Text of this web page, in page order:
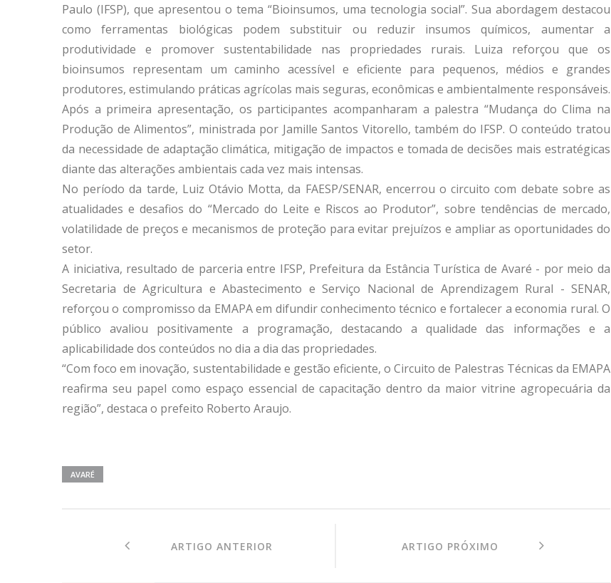
Paulo (IFSP), que apresentou o tema “Bioinsumos, uma tecnologia social”. Sua abordagem destacou
como ferramentas biológicas podem substituir ou reduzir insumos químicos, aumentar a
produtividade e promover sustentabilidade nas propriedades rurais. Luiza reforçou que os
bioinsumos representam um caminho acessível e eficiente para pequenos, médios e grandes
produtores, estimulando práticas agrícolas mais seguras, econômicas e ambientalmente responsáveis.
Após a primeira apresentação, os participantes acompanharam a palestra “Mudança do Clima na
Produção de Alimentos”, ministrada por Jamille Santos Vitorello, também do IFSP. O conteúdo tratou
da necessidade de adaptação climática, mitigação de impactos e tomada de decisões mais estratégicas
diante das alterações ambientais cada vez mais intensas.
No período da tarde, Luiz Otávio Motta, da FAESP/SENAR, encerrou o circuito com debate sobre as
atualidades e desafios do “Mercado do Leite e Riscos ao Produtor”, sobre tendências de mercado,
volatilidade de preços e mecanismos de proteção para evitar prejuízos e ampliar as oportunidades do
setor.
A iniciativa, resultado de parceria entre IFSP, Prefeitura da Estância Turística de Avaré - por meio da
Secretaria de Agricultura e Abastecimento e Serviço Nacional de Aprendizagem Rural - SENAR,
reforçou o compromisso da EMAPA em difundir conhecimento técnico e fortalecer a economia rural. O
público avaliou positivamente a programação, destacando a qualidade das informações e a
aplicabilidade dos conteúdos no dia a dia das propriedades.
“Com foco em inovação, sustentabilidade e gestão eficiente, o Circuito de Palestras Técnicas da EMAPA
reafirma seu papel como espaço essencial de capacitação dentro da maior vitrine agropecuária da
região”, destaca o prefeito Roberto Araujo.
AVARÉ
ARTIGO ANTERIOR ARTIGO PRÓXIMO